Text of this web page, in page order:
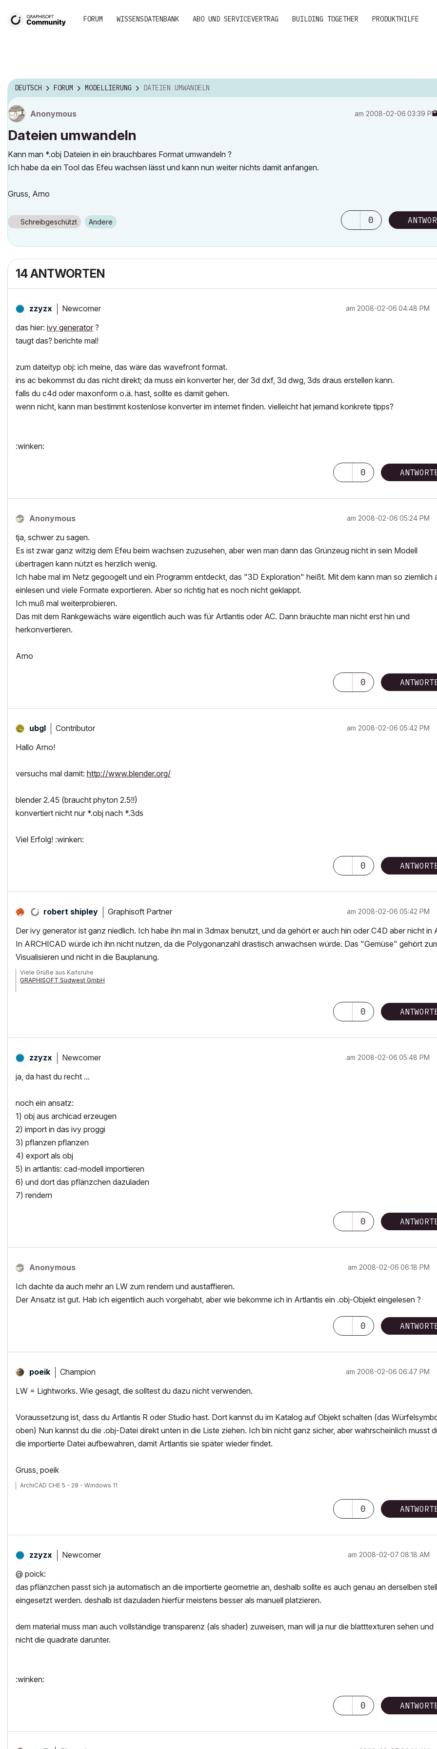
FORUM WISSENSDATENBANK ABO UND SERVICEVERTRAG BUILDING TOGETHER PRODUKTHILFE
DEUTSCH FORUM MODELLIERUNG DATEIEN UMWANDELN
Anonymous am ‎2008-02-06 03:39 PM
Dateien umwandeln
Kann man *.obj Dateien in ein brauchbares Format umwandeln ?
Ich habe da ein Tool das Efeu wachsen lässt und kann nun weiter nichts damit anfangen.
Gruss, Arno
Schreibgeschützt Andere 0
14 ANTWORTEN
zzyzx Newcomer am ‎2008-02-06 04:48 PM
das hier: ivy generator ?
taugt das? berichte mal!
zum dateityp obj: ich meine, das wäre das wavefront format.
ins ac bekommst du das nicht direkt; da muss ein konverter her, der 3d dxf, 3d dwg, 3ds draus erstellen kann.
falls du c4d oder maxonform o.ä. hast, sollte es damit gehen.
wenn nicht, kann man bestimmt kostenlose konverter im internet finden. vielleicht hat jemand konkrete tipps?
:winken:
0
Anonymous am ‎2008-02-06 05:24 PM
tja, schwer zu sagen.
Es ist zwar ganz witzig dem Efeu beim wachsen zuzusehen, aber wen man dann das Grünzeug nicht in sein Modell
übertragen kann nützt es herzlich wenig.
Ich habe mal im Netz gegoogelt und ein Programm entdeckt, das "3D Exploration" heißt. Mit dem kann man so ziemlich
einlesen und viele Formate exportieren. Aber so richtig hat es noch nicht geklappt.
Ich muß mal weiterprobieren.
Das mit dem Rankgewächs wäre eigentlich auch was für Artlantis oder AC. Dann bräuchte man nicht erst hin und
herkonvertieren.
Arno
0
ubgl Contributor am ‎2008-02-06 05:42 PM
Hallo Arno!
versuchs mal damit: http://www.blender.org/
blender 2.45 (braucht phyton 2.5!!)
konvertiert nicht nur *.obj nach *.3ds
Viel Erfolg! :winken:
0
robert shipley Graphisoft Partner am ‎2008-02-06 05:42 PM
Der ivy generator ist ganz niedlich. Ich habe ihn mal in 3dmax benutzt, und da gehört er auch hin oder C4D aber nicht in
In ARCHICAD würde ich ihn nicht nutzen, da die Polygonanzahl drastisch anwachsen würde. Das "Gemüse" gehört
Visualisieren und nicht in die Bauplanung.
Viele Grüße aus Karlsruhe
GRAPHISOFT Südwest GmbH
0
zzyzx Newcomer am ‎2008-02-06 05:48 PM
ja, da hast du recht ...
noch ein ansatz:
1) obj aus archicad erzeugen
2) import in das ivy proggi
3) pflanzen pflanzen
4) export als obj
5) in artlantis: cad-modell importieren
6) und dort das pflänzchen dazuladen
7) rendern
0
Anonymous am ‎2008-02-06 06:18 PM
Ich dachte da auch mehr an LW zum rendern und austaffieren.
Der Ansatz ist gut. Hab ich eigentlich auch vorgehabt, aber wie bekomme ich in Artlantis ein .obj-Objekt eingelesen ?
0
poeik Champion am ‎2008-02-06 06:47 PM
LW = Lightworks. Wie gesagt, die solltest du dazu nicht verwenden.
Voraussetzung ist, dass du Artlantis R oder Studio hast. Dort kannst du im Katalog auf Objekt schalten (das
oben) Nun kannst du die .obj-Datei direkt unten in die Liste ziehen. Ich bin nicht ganz sicher, aber wahrscheinlich musst
die importierte Datei aufbewahren, damit Artlantis sie später wieder findet.
Gruss, poeik
ArchiCAD CHE 5 - 28 - Windows 11
0
zzyzx Newcomer am ‎2008-02-07 08:18 AM
@ poick:
das pflänzchen passt sich ja automatisch an die importierte geometrie an, deshalb sollte es auch genau an derselben
eingesetzt werden. deshalb ist dazuladen hierfür meistens besser als manuell platzieren.
dem material muss man auch vollständige transparenz (als shader) zuweisen, man will ja nur die blatttexturen sehen und
nicht die quadrate darunter.
:winken:
0